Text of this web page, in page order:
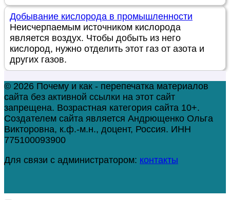
Добывание кислорода в промышленности
Неисчерпаемым источником кислорода
является воздух. Чтобы добыть из него
кислород, нужно отделить этот газ от азота и
других газов.
© 2026 Почему и как - перепечатка материалов
сайта без активной ссылки на этот сайт
запрещена. Возрастная категория сайта 10+.
Создателем сайта является Андрющенко Ольга
Викторовна, к.ф.-м.н., доцент, Россия. ИНН
775100093900
Для связи с администратором: контакты